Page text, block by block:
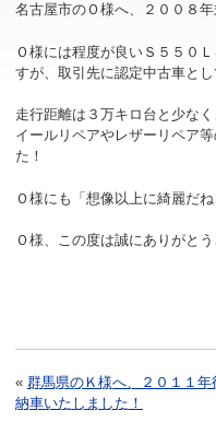
名古屋市のＯ様へ、２００８
Ｏ様には程度が良いＳ５５０
すが、取引先に認定中古車と
走行距離は３万キロ台と少な
イールリペアやレザーリペア
た！
Ｏ様にも「想像以上に綺麗だ
Ｏ様、この度は誠にありが
« 群馬県のＫ様へ、２０１１
納車いたしました！